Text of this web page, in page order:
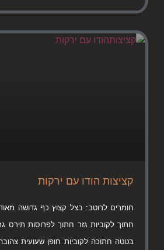
קציצות הודו עם ירקות
חומרים לרוטב: בצל קצוץ כף גדושה
חתוך לקוביות גזר חתוך לפרוסות תירס
בטטה חתוכה לקוביות חופן שעועית